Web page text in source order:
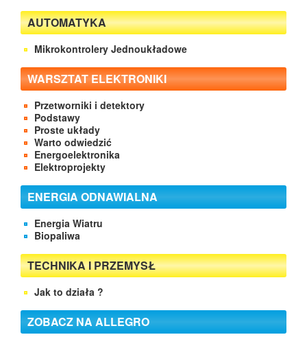
AUTOMATYKA
Mikrokontrolery Jednoukładowe
WARSZTAT ELEKTRONIKI
Przetworniki i detektory
Podstawy
Proste układy
Warto odwiedzić
Energoelektronika
Elektroprojekty
ENERGIA ODNAWIALNA
Energia Wiatru
Biopaliwa
TECHNIKA I PRZEMYSŁ
Jak to działa ?
ZOBACZ NA ALLEGRO